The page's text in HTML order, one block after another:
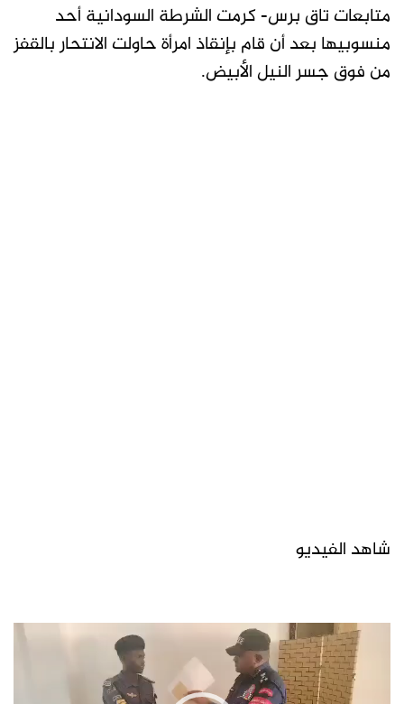
متابعات تاق برس- كرمت الشرطة السودانية أحد
منسوبيها بعد أن قام بإنقاذ امرأة حاولت الانتحار بالقفز
من فوق جسر النيل الأبيض.
شاهد الفيديو
مشغل
الفيديو